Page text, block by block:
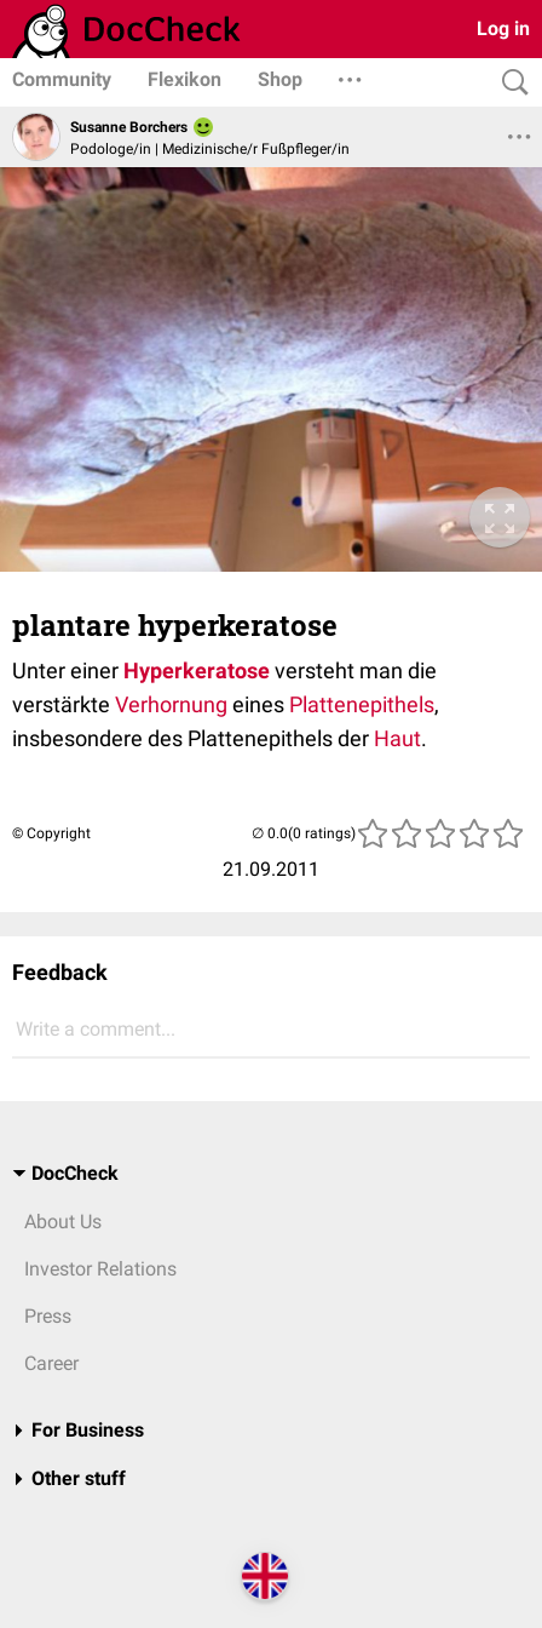
Log in
Community Flexikon Shop
Susanne Borchers
Podologe/in | Medizinische/r Fußpfleger/in
plantare hyperkeratose
Unter einer Hyperkeratoseversteht man die
verstärkte Verhornung eines Plattenepithels,
insbesondere des Plattenepithels der Haut.
© Copyright
21.09.2011
(0 ratings)
Feedback
Write a comment...
DocCheck
About Us
Investor Relations
Press
Career
For Business
Other stuff